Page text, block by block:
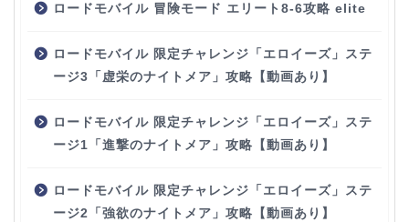
ロードモバイル 冒険モード エリート8-6攻略 elite
ロードモバイル 限定チャレンジ「エロイーズ」ステ
ージ3「虚栄のナイトメア」攻略【動画あり】
ロードモバイル 限定チャレンジ「エロイーズ」ステ
ージ1「進撃のナイトメア」攻略【動画あり】
ロードモバイル 限定チャレンジ「エロイーズ」ステ
ージ2「強欲のナイトメア」攻略【動画あり】